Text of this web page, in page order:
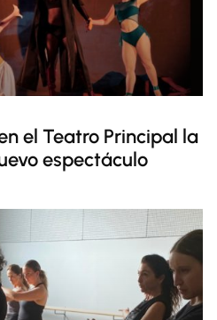
el Teatro Principal la
espectáculo